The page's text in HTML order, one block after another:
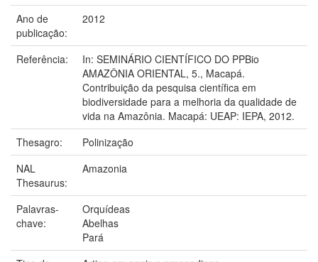
Ano de
publicação:
2012
Referência:
In: SEMINÁRIO CIENTÍFICO DO PPBio
AMAZÔNIA ORIENTAL, 5., Macapá.
Contribuição da pesquisa científica em
biodiversidade para a melhoria da qualidade de
vida na Amazônia. Macapá: UEAP: IEPA, 2012.
Thesagro:
Polinização
NAL
Thesaurus:
Amazonia
Palavras-
chave:
Orquídeas
Abelhas
Pará